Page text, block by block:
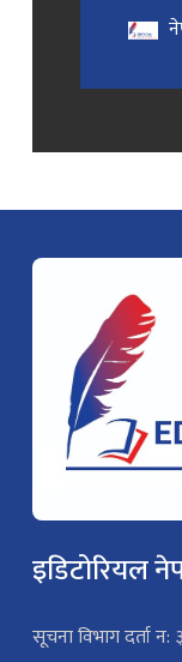
इडिटोरियल
सूचना विभाग दर्ता